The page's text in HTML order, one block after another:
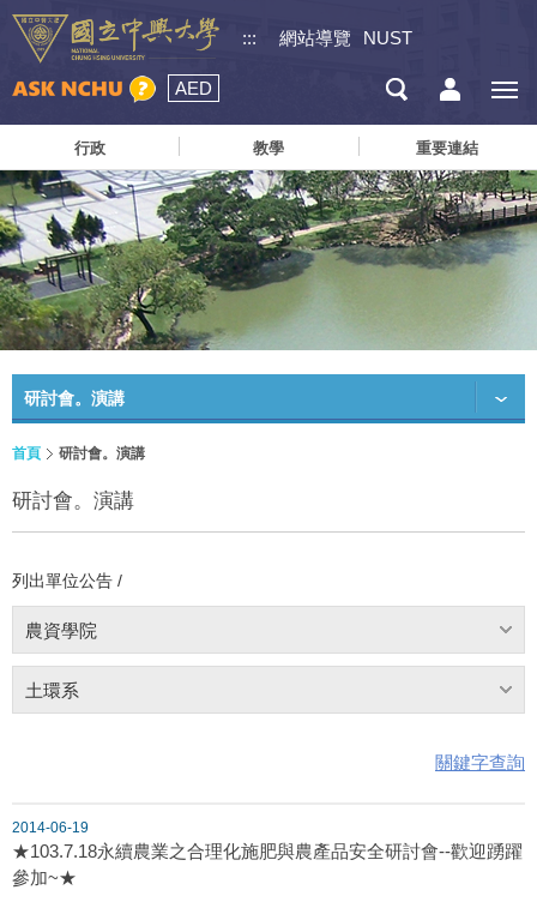
::: 網站導覽 NUST
AED
行政 教學 重要連結
研討會。演講
首頁 研討會。演講
研討會。演講
列出單位公告 /
農資學院
土環系
關鍵字查詢
2014-06-19
★103.7.18永續農業之合理化施肥與農產品安全研討會--歡迎踴躍
參加~★